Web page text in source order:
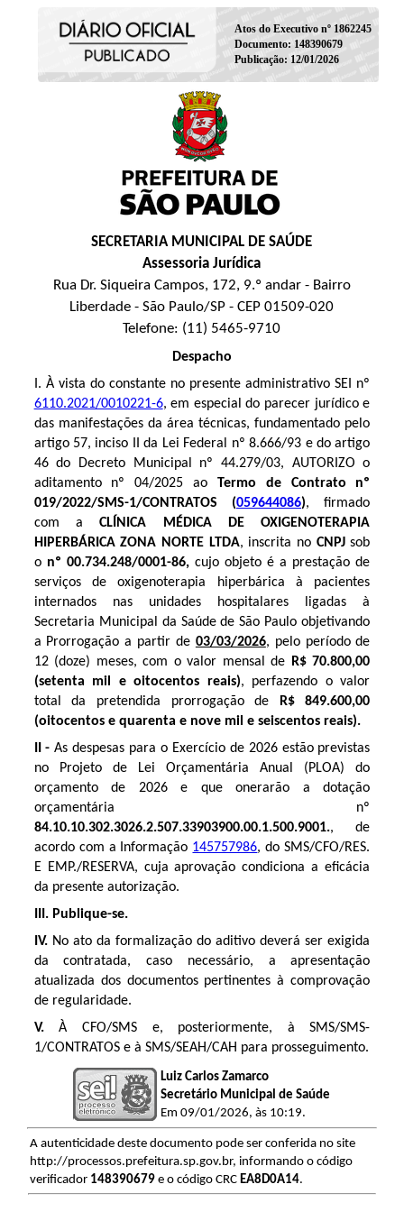
Atos do Executivo nº 1862245
Documento: 148390679
Publicação: 12/01/2026
SECRETARIA MUNICIPAL DE SAÚDE
Assessoria Jurídica
Rua Dr. Siqueira Campos, 172, 9.º andar - Bairro
Liberdade - São Paulo/SP - CEP 01509-020
Telefone: (11) 5465-9710
Despacho
I. À vista do constante no presente administrativo SEI nº
6110.2021/0010221-6, em especial do parecer jurídico e
das manifestações da área técnicas, fundamentado pelo
artigo 57, inciso II da Lei Federal nº 8.666/93 e do artigo
46 do Decreto Municipal nº 44.279/03, AUTORIZO o
aditamento nº 04/2025 ao Termo de Contrato nº
019/2022/SMS-1/CONTRATOS (059644086), firmado
com aCLÍNICA MÉDICA DE OXIGENOTERAPIA
HIPERBÁRICA ZONA NORTE LTDA, inscrita no CNPJsob
o nº 00.734.248/0001-86,cujo objeto éa prestaçãode
serviços de oxigenoterapia hiperbárica à pacientes
internados nas unidades hospitalares ligadas à
Secretaria Municipal da Saúde de São Paulo objetivando
a Prorrogação a partir de 03/03/2026, pelo período de
12 (doze) meses, com o valor mensal de
R$ 70.800,00
(setenta mil e oitocentos reais), perfazendo ovalor
totalda pretendida prorrogação de
R$ 849.600,00
(oitocentos e quarenta e nove mil e seiscentos reais).
II -As despesas para o Exercício de 2026 estão previstas
no Projeto de Lei Orçamentária Anual (PLOA) do
orçamento de 2026 e que onerarão a dotação
orçamentária nº
84.10.10.302.3026.2.507.33903900.00.1.500.9001., de
acordo com a Informação 145757986, doSMS/CFO/RES.
E EMP./RESERVA, cuja aprovação condiciona a eficácia
da presente autorização.
III. Publique-se.
IV. No ato da formalização do aditivo deverá ser exigida
da contratada, caso necessário, a apresentação
atualizada dos documentos pertinentes à comprovação
de regularidade.
V.À CFO/SMS e, posteriormente, à SMS/SMS-
1/CONTRATOS e à SMS/SEAH/CAH para prosseguimento.
Luiz Carlos Zamarco
Secretário Municipal de Saúde
Em 09/01/2026, às 10:19.
A autenticidade deste documento pode ser conferida no site
http://processos.prefeitura.sp.gov.br, informando o código
verificador 148390679e o código CRC EA8D0A14.